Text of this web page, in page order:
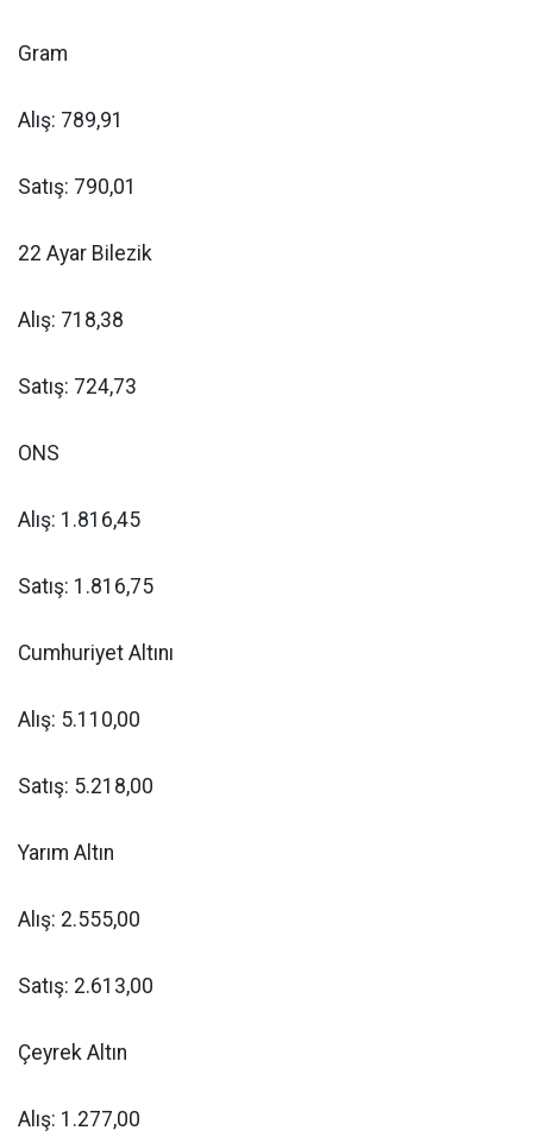
Gram
Alış: 789,91
Satış: 790,01
22 Ayar Bilezik
Alış: 718,38
Satış: 724,73
ONS
Alış: 1.816,45
Satış: 1.816,75
Cumhuriyet Altını
Alış: 5.110,00
Satış: 5.218,00
Yarım Altın
Alış: 2.555,00
Satış: 2.613,00
Çeyrek Altın
Alış: 1.277,00